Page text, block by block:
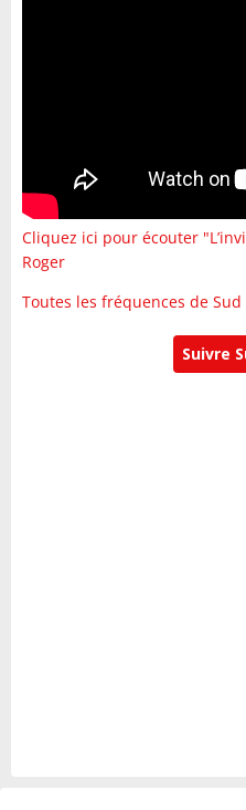
Cliquez ici pour écouter
Roger
Toutes les fréquences de
Suivre